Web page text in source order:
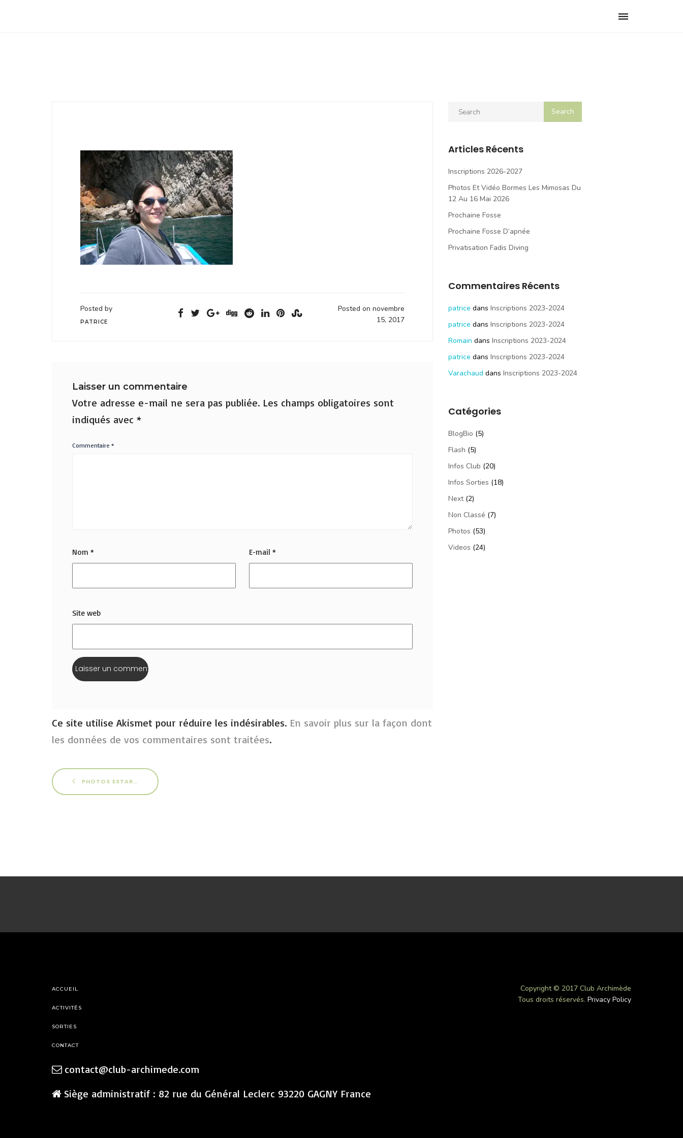
Toggle
Posted by
PATRICE
Posted on novembre
15, 2017
Laisser un commentaire
Votre adresse e-mail ne sera pas publiée. Les champs obligatoires sont
indiqués avec *
Commentaire *
Nom * E-mail*
Site web
Ce site utilise Akismet pour réduire les indésirables. En savoir plus sur la façon dont
les données de vos commentaires sont traitées.
PHOTOS ESTARTIT 2010
Articles Récents
Inscriptions 2026-2027
Photos Et Vidéo Bormes Les Mimosas Du
12 Au 16 Mai 2026
Prochaine Fosse
Prochaine Fosse D’apnée
Privatisation Fadis Diving
Commentaires Récents
patrice dans Inscriptions 2023-2024
patrice dans Inscriptions 2023-2024
Romain dans Inscriptions 2023-2024
patrice dans Inscriptions 2023-2024
Varachaud dans Inscriptions 2023-2024
Catégories
BlogBio (5)
Flash (5)
Infos Club (20)
Infos Sorties (18)
Next(2)
Non Classé (7)
Photos (53)
Videos (24)
ACCUEIL
ACTIVITÉS
SORTIES
CONTACT
contact@club-archimede.com
Siège administratif : 82 rue du Général Leclerc 93220 GAGNY France
Copyright © 2017 Club Archimède
Tous droits réservés. Privacy Policy